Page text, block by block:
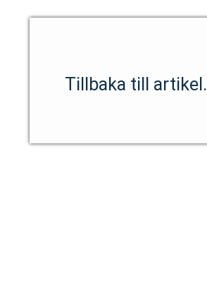
Tillbaka till artikel.